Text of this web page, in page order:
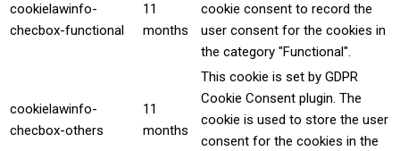
cookielawinfo-
checbox-functional
11
months
cookie consent to record the
user consent for the cookies in
the category "Functional".
cookielawinfo-
checbox-others
11
months
This cookie is set by GDPR
Cookie Consent plugin. The
cookie is used to store the user
consent for the cookies in the